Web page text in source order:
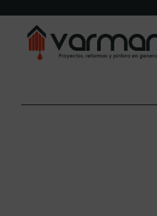
contenido